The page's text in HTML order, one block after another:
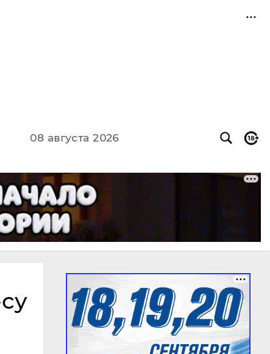
08 августа 2026